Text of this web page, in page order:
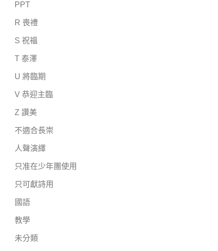
PPT
R 喪禮
S 祝福
T 泰澤
U 將臨期
V 恭迎主臨
Z 讚美
不適合長崇
人聲演繹
只准在少年團使用
只可獻詩用
國語
教學
未分類